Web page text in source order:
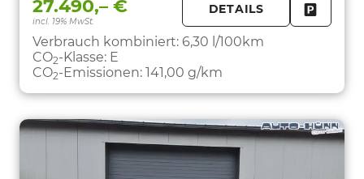
27.490,– €
incl. 19% MwSt.
DETAILS
Verbrauch kombiniert: 6,30 l/100km
CO2-Klasse: E
CO2-Emissionen: 141,00 g/km